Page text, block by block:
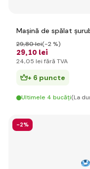
Mașină de spălat
29,10 lei
29,80 lei(-2 %)
24,05 lei fără TVA
+ 6 puncte
Ultimele 4 bucăți(La
-2%